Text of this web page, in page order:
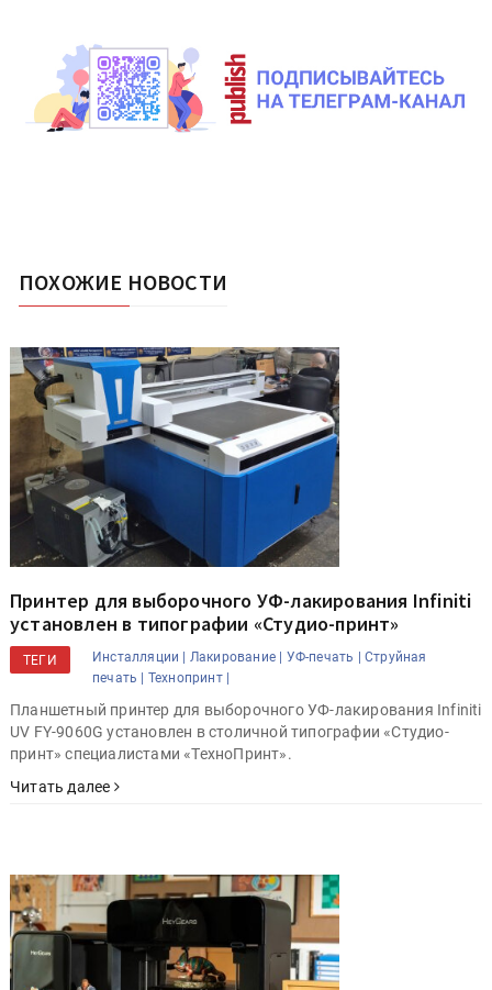
ПОХОЖИЕ НОВОСТИ
Принтер для выборочного УФ-лакирования Infiniti
установлен в типографии «Студио-принт»
ТЕГИ Инсталляции | Лакирование | УФ-печать | Струйная
печать | Технопринт |
Планшетный принтер для выборочного УФ-лакирования Infiniti
UV FY-9060G установлен в столичной типографии «Студио-
принт» специалистами «ТехноПринт».
Читать далее